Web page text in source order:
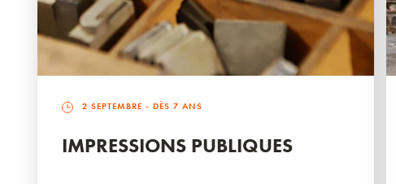
2 SEPTEMBRE - DÈS 7 ANS
IMPRESSIONS PUBLIQUES